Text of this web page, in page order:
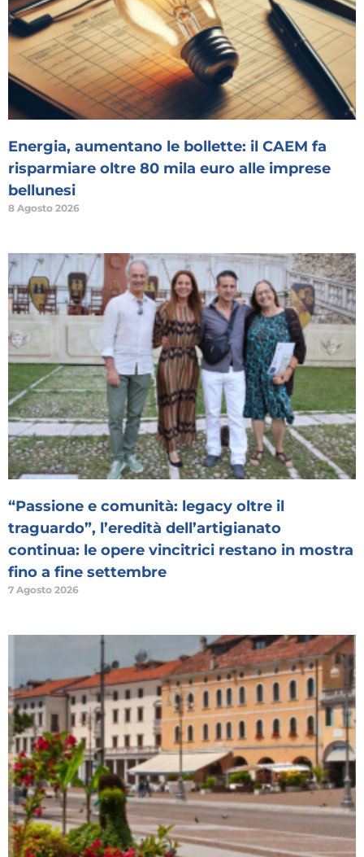
Energia, aumentano le bollette: il CAEM fa
risparmiare oltre 80 mila euro alle imprese
bellunesi
8 Agosto 2026
“Passione e comunità: legacy oltre il
traguardo”, l’eredità dell’artigianato
continua: le opere vincitrici restano in mostra
fino a fine settembre
7 Agosto 2026